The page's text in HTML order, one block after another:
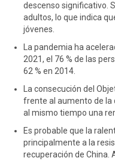
descenso significativo.
adultos, lo que indica
jóvenes.
La pandemia ha
2021, el 76 % de las
62 % en 2014.
La consecución del
frente al aumento de la
al mismo tiempo una
Es probable que la
principalmente a la
recuperación de China.